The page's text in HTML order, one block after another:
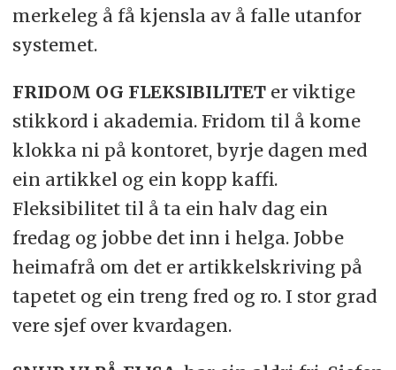
merkeleg å få kjensla av å falle utanfor
systemet.
FRIDOM OG FLEKSIBILITETer viktige
stikkord i akademia. Fridom til å kome
klokka ni på kontoret, byrje dagen med
ein artikkel og ein kopp kaffi.
Fleksibilitet til å ta ein halv dag ein
fredag og jobbe det inn i helga. Jobbe
heimafrå om det er artikkelskriving på
tapetet og ein treng fred og ro. I stor grad
vere sjef over kvardagen.